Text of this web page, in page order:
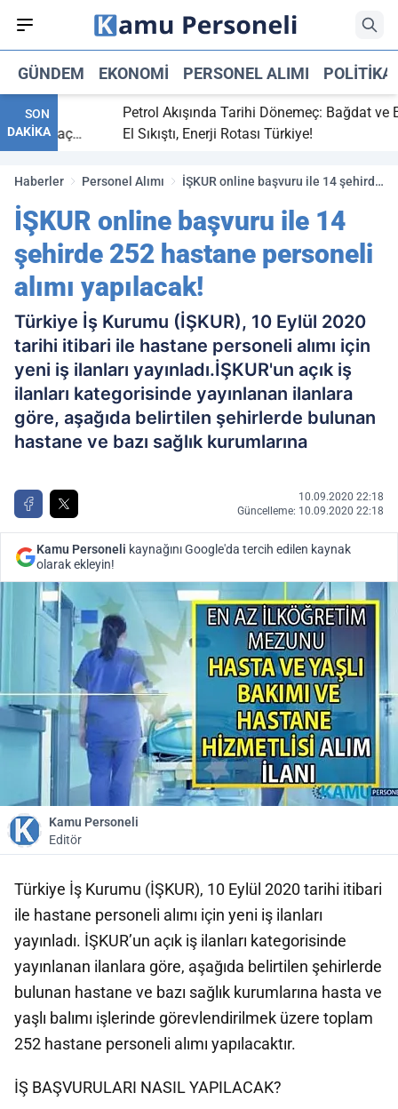
GÜNDEM EKONOMI PERSONEL ALIMI POLITIKA
SON
DAKİKA
bitti,
maç
Petrol Akışında Tarihi Dönemeç: Bağdat ve
El Sıkıştı, Enerji Rotası Türkiye!
Haberler Personel Alımı
İŞKUR online başvuru ile 14 şehirde
yapılacak!
İŞKUR online başvuru ile 14
şehirde 252 hastane personeli
alımı yapılacak!
Türkiye İş Kurumu (İŞKUR), 10 Eylül 2020
tarihi itibari ile hastane personeli alımı için
yeni iş ilanları yayınladı.İŞKUR'un açık iş
ilanları kategorisinde yayınlanan ilanlara
göre, aşağıda belirtilen şehirlerde bulunan
hastane ve bazı sağlık kurumlarına
10.09.2020 22:18
Güncelleme: 10.09.2020 22:18
Kamu Personeli kaynağını Google'da tercih edilen kaynak
olarak ekleyin!
Kamu Personeli
Editör
Türkiye İş Kurumu (İŞKUR), 10 Eylül 2020 tarihi itibari
ile hastane personeli alımı için yeni iş ilanları
yayınladı. İŞKUR’un açık iş ilanları kategorisinde
yayınlanan ilanlara göre, aşağıda belirtilen şehirlerde
bulunan hastane ve bazı sağlık kurumlarına hasta ve
yaşlı balımı işlerinde görevlendirilmek üzere toplam
252 hastane personeli alımı yapılacaktır.
İŞ BAŞVURULARI NASIL YAPILACAK?